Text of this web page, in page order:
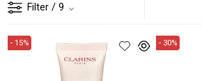
Filter / 9
- 15% - 30%